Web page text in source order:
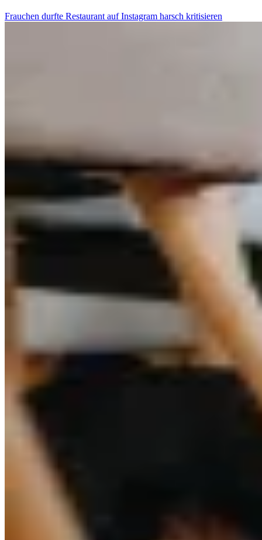
Frauchen durfte Restaurant auf Instagram harsch kritisieren